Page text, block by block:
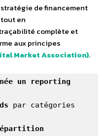
stratégie de financement
en
complète et
aux principes
Market Association).
un reporting
par catégories